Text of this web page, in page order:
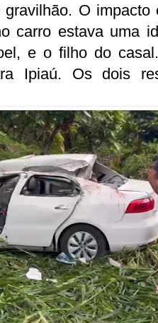
O impacto
carro estava uma
e o filho do
Ipiaú. Os dois